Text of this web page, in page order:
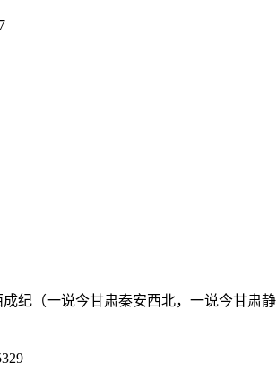
纪（一说今甘肃秦安西北，一说今甘肃